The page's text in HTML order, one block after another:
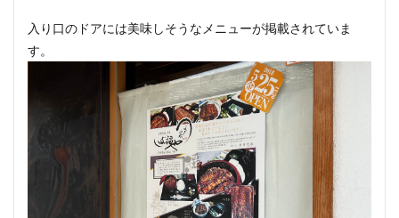
入り口のドアには美味しそうなメニューが掲載されていま
す。